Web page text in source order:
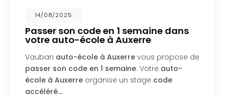
26/03/2025
Permis AM quadricycle à Auxerre en
avril
VAUBAN AUTO-ECOLE vous proposera
prochainement de passer votrePermis AM
quadricycle à Auxerre en Avril : PROCHAINES
DATES LES 9 ET 10 AVRIL